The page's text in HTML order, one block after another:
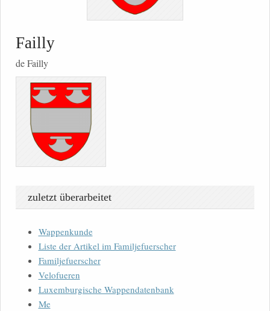
Failly
de Failly
zuletzt überarbeitet
Wappenkunde
Liste der Artikel im Familjefuerscher
Familjefuerscher
Velofueren
Luxemburgische Wappendatenbank
Me